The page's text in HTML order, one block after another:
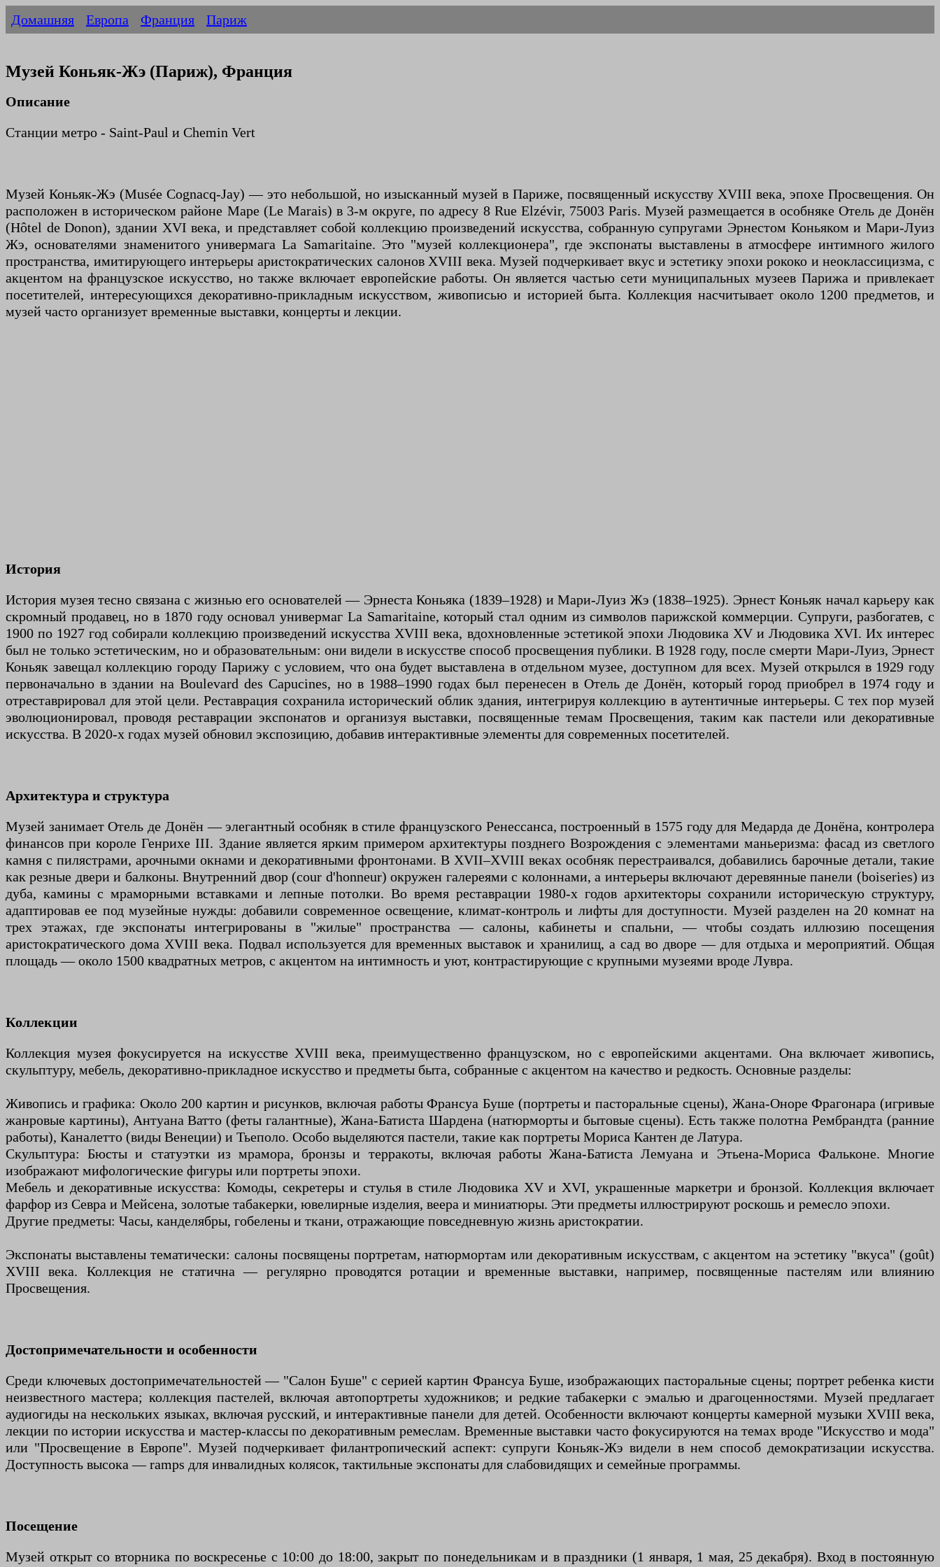
Домашняя Европа Франция Париж
Музей Коньяк-Жэ (Париж), Франция
Описание
Станции метро - Saint-Paul и Chemin Vert
Музей Коньяк-Жэ (Musée Cognacq-Jay) — это небольшой, но изысканный музей в Париже, посвященный искусству XVIII века, эпохе Просвещения. Он
расположен в историческом районе Маре (Le Marais) в 3-м округе, по адресу 8 Rue Elzévir, 75003 Paris. Музей размещается в особняке Отель де Донён
(Hôtel de Donon), здании XVI века, и представляет собой коллекцию произведений искусства, собранную супругами Эрнестом Коньяком и Мари-Луиз
Жэ, основателями знаменитого универмага La Samaritaine. Это "музей коллекционера", где экспонаты выставлены в атмосфере интимного жилого
пространства, имитирующего интерьеры аристократических салонов XVIII века. Музей подчеркивает вкус и эстетику эпохи рококо и неоклассицизма, с
акцентом на французское искусство, но также включает европейские работы. Он является частью сети муниципальных музеев Парижа и привлекает
посетителей, интересующихся декоративно-прикладным искусством, живописью и историей быта. Коллекция насчитывает около 1200 предметов, и
музей часто организует временные выставки, концерты и лекции.
История
История музея тесно связана с жизнью его основателей — Эрнеста Коньяка (1839–1928) и Мари-Луиз Жэ (1838–1925). Эрнест Коньяк начал карьеру как
скромный продавец, но в 1870 году основал универмаг La Samaritaine, который стал одним из символов парижской коммерции. Супруги, разбогатев, с
1900 по 1927 год собирали коллекцию произведений искусства XVIII века, вдохновленные эстетикой эпохи Людовика XV и Людовика XVI. Их интерес
был не только эстетическим, но и образовательным: они видели в искусстве способ просвещения публики. В 1928 году, после смерти Мари-Луиз, Эрнест
Коньяк завещал коллекцию городу Парижу с условием, что она будет выставлена в отдельном музее, доступном для всех. Музей открылся в 1929 году
первоначально в здании на Boulevard des Capucines, но в 1988–1990 годах был перенесен в Отель де Донён, который город приобрел в 1974 году и
отреставрировал для этой цели. Реставрация сохранила исторический облик здания, интегрируя коллекцию в аутентичные интерьеры. С тех пор музей
эволюционировал, проводя реставрации экспонатов и организуя выставки, посвященные темам Просвещения, таким как пастели или декоративные
искусства. В 2020-х годах музей обновил экспозицию, добавив интерактивные элементы для современных посетителей.
Архитектура и структура
Музей занимает Отель де Донён — элегантный особняк в стиле французского Ренессанса, построенный в 1575 году для Медарда де Донёна, контролера
финансов при короле Генрихе III. Здание является ярким примером архитектуры позднего Возрождения с элементами маньеризма: фасад из светлого
камня с пилястрами, арочными окнами и декоративными фронтонами. В XVII–XVIII веках особняк перестраивался, добавились барочные детали, такие
как резные двери и балконы. Внутренний двор (cour d'honneur) окружен галереями с колоннами, а интерьеры включают деревянные панели (boiseries) из
дуба, камины с мраморными вставками и лепные потолки. Во время реставрации 1980-х годов архитекторы сохранили историческую структуру,
адаптировав ее под музейные нужды: добавили современное освещение, климат-контроль и лифты для доступности. Музей разделен на 20 комнат на
трех этажах, где экспонаты интегрированы в "жилые" пространства — салоны, кабинеты и спальни, — чтобы создать иллюзию посещения
аристократического дома XVIII века. Подвал используется для временных выставок и хранилищ, а сад во дворе — для отдыха и мероприятий. Общая
площадь — около 1500 квадратных метров, с акцентом на интимность и уют, контрастирующие с крупными музеями вроде Лувра.
Коллекции
Коллекция музея фокусируется на искусстве XVIII века, преимущественно французском, но с европейскими акцентами. Она включает живопись,
скульптуру, мебель, декоративно-прикладное искусство и предметы быта, собранные с акцентом на качество и редкость. Основные разделы:
Живопись и графика: Около 200 картин и рисунков, включая работы Франсуа Буше (портреты и пасторальные сцены), Жана-Оноре Фрагонара (игривые
жанровые картины), Антуана Ватто (феты галантные), Жана-Батиста Шардена (натюрморты и бытовые сцены). Есть также полотна Рембрандта (ранние
работы), Каналетто (виды Венеции) и Тьеполо. Особо выделяются пастели, такие как портреты Мориса Кантен де Латура.
Скульптура: Бюсты и статуэтки из мрамора, бронзы и терракоты, включая работы Жана-Батиста Лемуана и Этьена-Мориса Фальконе. Многие
изображают мифологические фигуры или портреты эпохи.
Мебель и декоративные искусства: Комоды, секретеры и стулья в стиле Людовика XV и XVI, украшенные маркетри и бронзой. Коллекция включает
фарфор из Севра и Мейсена, золотые табакерки, ювелирные изделия, веера и миниатюры. Эти предметы иллюстрируют роскошь и ремесло эпохи.
Другие предметы: Часы, канделябры, гобелены и ткани, отражающие повседневную жизнь аристократии.
Экспонаты выставлены тематически: салоны посвящены портретам, натюрмортам или декоративным искусствам, с акцентом на эстетику "вкуса" (goût)
XVIII века. Коллекция не статична — регулярно проводятся ротации и временные выставки, например, посвященные пастелям или влиянию
Просвещения.
Достопримечательности и особенности
Среди ключевых достопримечательностей — "Салон Буше" с серией картин Франсуа Буше, изображающих пасторальные сцены; портрет ребенка кисти
неизвестного мастера; коллекция пастелей, включая автопортреты художников; и редкие табакерки с эмалью и драгоценностями. Музей предлагает
аудиогиды на нескольких языках, включая русский, и интерактивные панели для детей. Особенности включают концерты камерной музыки XVIII века,
лекции по истории искусства и мастер-классы по декоративным ремеслам. Временные выставки часто фокусируются на темах вроде "Искусство и мода"
или "Просвещение в Европе". Музей подчеркивает филантропический аспект: супруги Коньяк-Жэ видели в нем способ демократизации искусства.
Доступность высока — ramps для инвалидных колясок, тактильные экспонаты для слабовидящих и семейные программы.
Посещение
Музей открыт со вторника по воскресенье с 10:00 до 18:00, закрыт по понедельникам и в праздники (1 января, 1 мая, 25 декабря). Вход в постоянную